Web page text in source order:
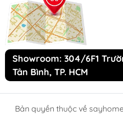
Showroom: 304/6F1
Tân Bình, TP. HCM
Bản quyền thuộc về